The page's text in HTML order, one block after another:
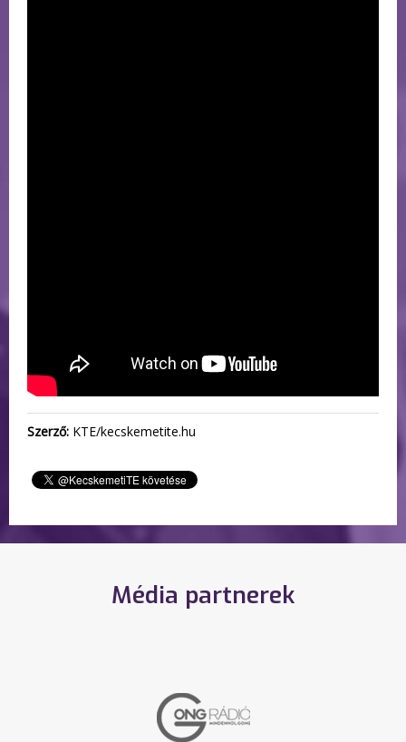
Szerző: KTE/kecskemetite.hu
Média partnerek